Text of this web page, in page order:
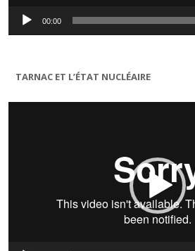
00:00
TARNAC ET L’ÉTAT NUCLÉAIRE
Lecteur